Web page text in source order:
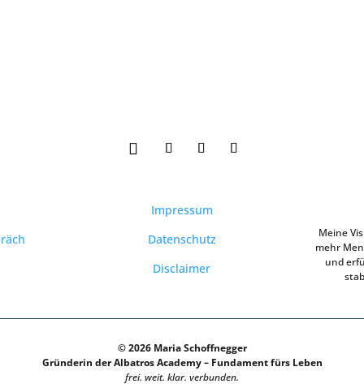
Impressum
Datenschutz
Disclaimer
Meine
mehr
und
© 2026 Maria Schoffnegger
Gründerin der Albatros Academy – Fundament fürs Leben
frei. weit. klar. verbunden.